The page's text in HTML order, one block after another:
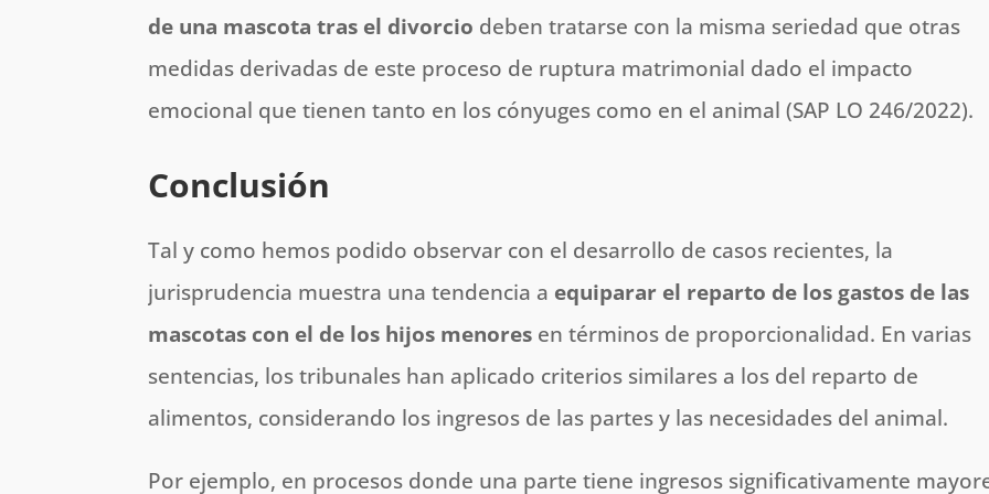
de una mascota tras el divorcio deben tratarse con la misma seriedad que otras
medidas derivadas de este proceso de ruptura matrimonial dado el impacto
emocional que tienen tanto en los cónyuges como en el animal​ (SAP LO 246/2022).
Conclusión
Tal y como hemos podido observar con el desarrollo de casos recientes, la
jurisprudencia muestra una tendencia a equiparar el reparto de los gastos de las
mascotas con el de los hijos menores en términos de proporcionalidad. En varias
sentencias, los tribunales han aplicado criterios similares a los del reparto de
alimentos, considerando los ingresos de las partes y las necesidades del animal.
Por ejemplo, en procesos donde una parte tiene ingresos significativamente